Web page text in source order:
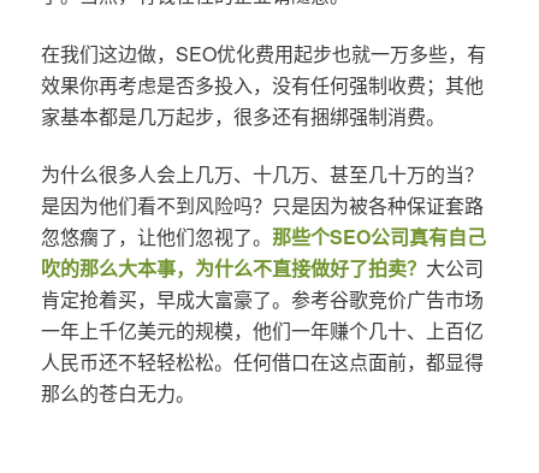
在我们这边做，SEO优化费用起步也就一万多些，有
效果你再考虑是否多投入，没有任何强制收费；其他
家基本都是几万起步，很多还有捆绑强制消费。
为什么很多人会上几万、十几万、甚至几十万的当？
是因为他们看不到风险吗？只是因为被各种保证套路
忽悠瘸了，让他们忽视了。 那些个SEO公司真有自己
吹的那么大本事，为什么不直接做好了拍卖？ 大公司
肯定抢着买，早成大富豪了。参考谷歌竞价广告市场
一年上千亿美元的规模，他们一年赚个几十、上百亿
人民币还不轻轻松松。任何借口在这点面前，都显得
那么的苍白无力。